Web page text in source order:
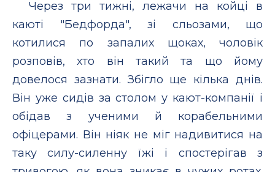
Через три тижні, лежачи на койці в
каюті "Бедфорда", зі сльозами, що
котилися по запалих щоках, чоловік
розповів, хто він такий та що йому
довелося зазнати. Збігло ще кілька днів.
Він уже сидів за столом у кают-компанії і
обідав з ученими й корабельними
офіцерами. Він ніяк не міг надивитися на
таку силу-силенну їжі і спостерігав з